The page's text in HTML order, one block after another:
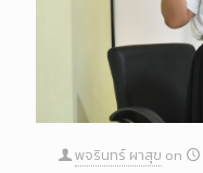
พจรินทร์ ผาสุข on